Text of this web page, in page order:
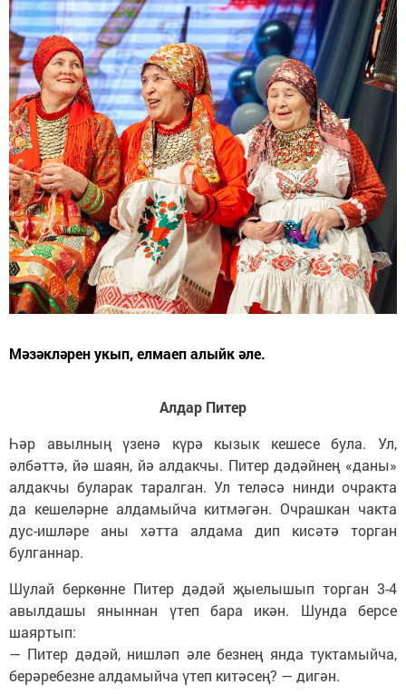
Мәзәкләрен укып, елмаеп алыйк әле.
Алдар Питер
Һәр авылның үзенә күрә кызык кешесе була. Ул,
әлбәттә, йә шаян, йә алдакчы. Питер дәдәйнең «даны»
алдакчы буларак таралган. Ул теләсә нинди очракта
да кешеләрне алдамыйча китмәгән. Очрашкан чакта
дус-ишләре аны хәтта алдама дип кисәтә торган
булганнар.
Шулай беркөнне Питер дәдәй җыелышып торган 3-4
авылдашы яныннан үтеп бара икән. Шунда берсе
шаяртып:
— Питер дәдәй, нишләп әле безнең янда туктамыйча,
берәребезне алдамыйча үтеп китәсең? — дигән.